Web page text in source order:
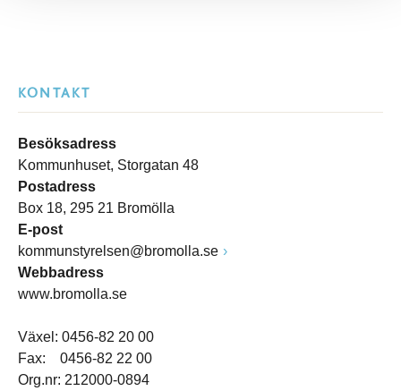
KONTAKT
Besöksadress
Kommunhuset, Storgatan 48
Postadress
Box 18, 295 21 Bromölla
E-post
kommunstyrelsen@bromolla.se
Webbadress
www.bromolla.se
Växel: 0456-82 20 00
Fax: 0456-82 22 00
Org.nr: 212000-0894